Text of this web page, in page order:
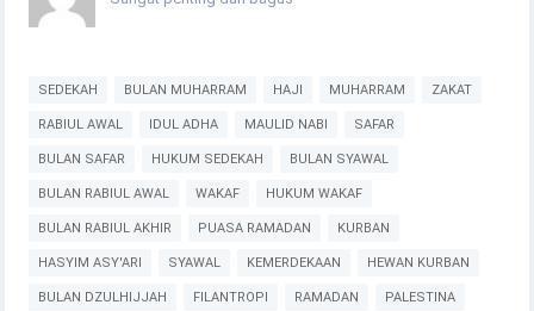
SEDEKAH BULAN MUHARRAM HAJI MUHARRAM ZAKAT
RABIUL AWAL IDUL ADHA MAULID NABI SAFAR
BULAN SAFAR HUKUM SEDEKAH BULAN SYAWAL
BULAN RABIUL AWAL WAKAF HUKUM WAKAF
BULAN RABIUL AKHIR PUASA RAMADAN KURBAN
HASYIM ASY'ARI SYAWAL KEMERDEKAAN HEWAN KURBAN
BULAN DZULHIJJAH FILANTROPI RAMADAN PALESTINA